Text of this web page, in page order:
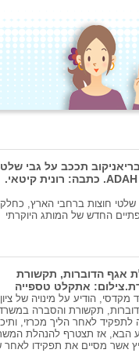
תככב על גבי
חוצות ברחבי הארץ לטובת ADAH. כתבה: רונית קיטאי.
שלטי חוצות ברחבי הארץ, כחלק
החדש של המותג היוקרתי
אגף הדוברות, תקשורת
אתקלט טספייה
הודיע על מינויה של ציון
תקשורת והסברה
לתפקיד לאחר הליך מכרזי,
הבא, אז תצטרף להנהלת
אשר מסיים את תפקידו לאחר